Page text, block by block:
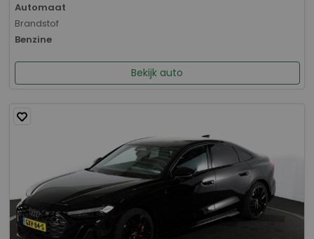
Automaat
Brandstof
Benzine
Bekijk auto